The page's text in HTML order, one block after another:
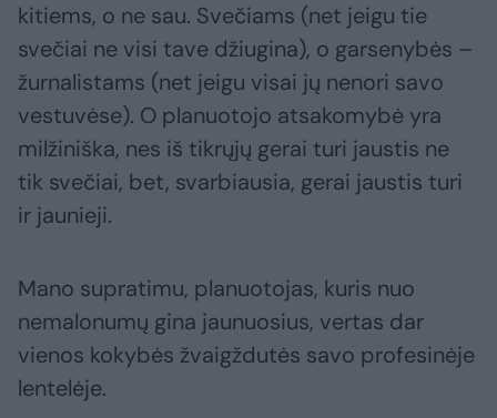
kitiems, o ne sau. Svečiams (net jeigu tie
svečiai ne visi tave džiugina), o garsenybės –
žurnalistams (net jeigu visai jų nenori savo
vestuvėse). O planuotojo atsakomybė yra
milžiniška, nes iš tikrųjų gerai turi jaustis ne
tik svečiai, bet, svarbiausia, gerai jaustis turi
ir jaunieji.
Mano supratimu, planuotojas, kuris nuo
nemalonumų gina jaunuosius, vertas dar
vienos kokybės žvaigždutės savo profesinėje
lentelėje.